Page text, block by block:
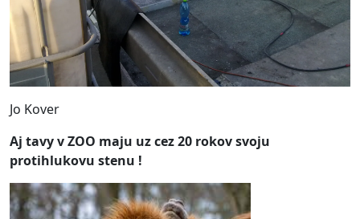
Jo Kover
Aj tavy v ZOO maju uz cez 20 rokov svoju
protihlukovu stenu !